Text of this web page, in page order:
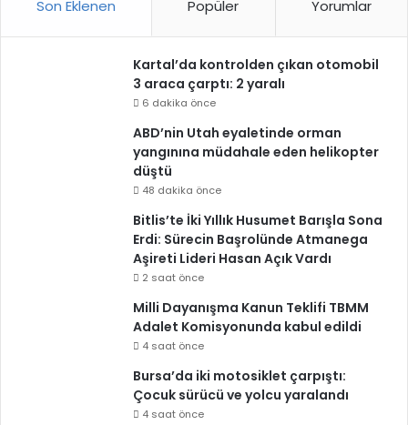
Son Eklenen Popüler Yorumlar
Kartal’da kontrolden çıkan otomobil
3 araca çarptı: 2 yaralı
6 dakika önce
ABD’nin Utah eyaletinde orman
yangınına müdahale eden helikopter
düştü
48 dakika önce
Bitlis’te İki Yıllık Husumet Barışla Sona
Erdi: Sürecin Başrolünde Atmanega
Aşireti Lideri Hasan Açık Vardı
2 saat önce
Milli Dayanışma Kanun Teklifi TBMM
Adalet Komisyonunda kabul edildi
4 saat önce
Bursa’da iki motosiklet çarpıştı:
Çocuk sürücü ve yolcu yaralandı
4 saat önce